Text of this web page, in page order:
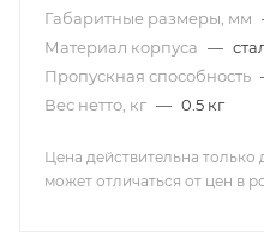
Габаритные размеры, мм
Материал корпуса —
Пропускная способность
Вес нетто, кг — 0.5 кг
Цена действительна только
может отличаться от цен в